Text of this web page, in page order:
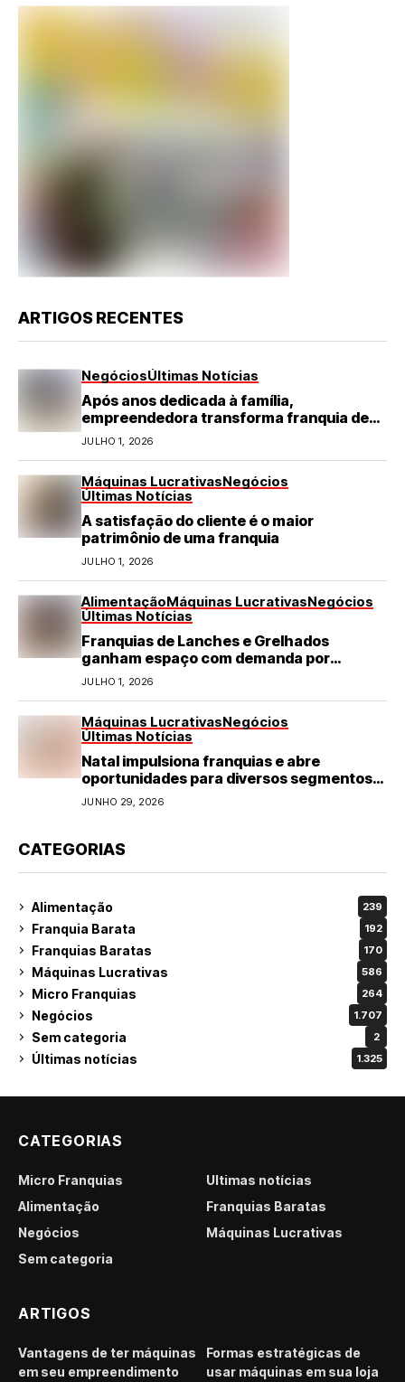
ARTIGOS RECENTES
NegóciosÚltimas Notícias
Após anos dedicada à família,
empreendedora transforma franquia de
turismo em negócio de destaque no RN
JULHO 1, 2026
Máquinas LucrativasNegócios
Últimas Notícias
A satisfação do cliente é o maior
patrimônio de uma franquia
JULHO 1, 2026
AlimentaçãoMáquinas LucrativasNegócios
Últimas Notícias
Franquias de Lanches e Grelhados
ganham espaço com demanda por
refeições rápidas e de qualidade
JULHO 1, 2026
Máquinas LucrativasNegócios
Últimas Notícias
Natal impulsiona franquias e abre
oportunidades para diversos segmentos
do varejo
JUNHO 29, 2026
CATEGORIAS
Alimentação 239
Franquia Barata 192
Franquias Baratas 170
Máquinas Lucrativas 586
Micro Franquias 264
Negócios 1.707
Sem categoria 2
Últimas notícias 1.325
CATEGORIAS
Micro Franquias
Últimas notícias
Alimentação
Franquias Baratas
Negócios
Máquinas Lucrativas
Sem categoria
ARTIGOS
Vantagens de ter máquinas
em seu empreendimento
Formas estratégicas de
usar máquinas em sua loja